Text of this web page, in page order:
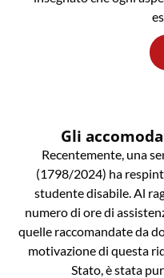
Gli
Recentemente, una
(1798/2024) ha
studente disabile. Al
numero di ore di
quelle raccomandate da
motivazione di questa
Stato, è stata